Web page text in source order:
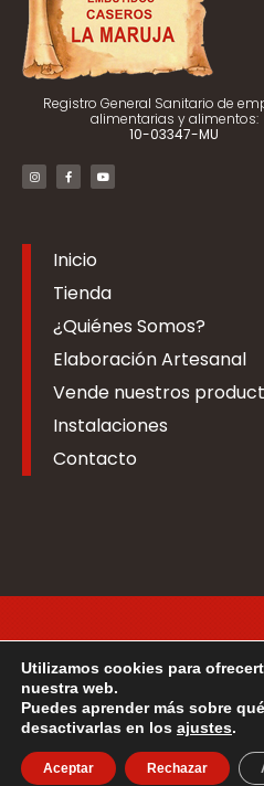
Registro General Sanitario de
alimentarias y alimentos:
10-03347-MU
Inicio
Tienda
¿Quiénes Somos?
Elaboración Artesanal
Vende nuestros
Instalaciones
Contacto
2026 © Todos los derechos
Utilizamos cookies para
nuestra web.
Puedes aprender más sobre
desactivarlas en los ajustes.
Aceptar Rechazar